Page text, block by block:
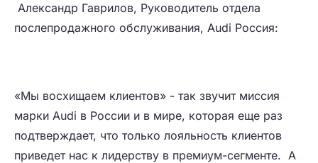
Александр Гаврилов, Руководитель отдела
послепродажного обслуживания, Audi Россия:
«Мы восхищаем клиентов» - так звучит миссия
марки Audi в России и в мире, которая еще раз
подтверждает, что только лояльность клиентов
приведет нас к лидерству в премиум-сегменте. А